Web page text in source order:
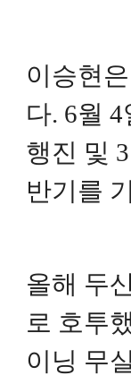
이승현
다. 6월
행진 및
반기를
올해 두
로 호투
이닝 무